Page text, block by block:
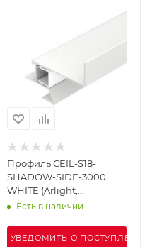
Профиль СEIL-S18-
SHADOW-SIDE-3000
WHITE (Arlight,
Алюминий)
Есть в наличии
УВЕДОМИТЬ О ПОСТУПЛЕНИИ